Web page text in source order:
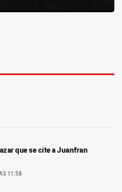
que se cite a Juanfran
11:58